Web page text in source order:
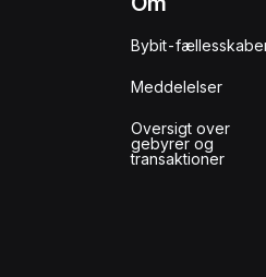
Bybit-
Meddelelser
Oversigt over
gebyrer og
transaktioner